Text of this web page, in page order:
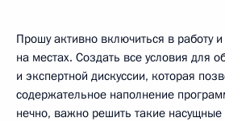
Прошу активно включиться в работу
на местах. Создать все условия для
и экспертной дискуссии, которая
содержательное наполнение
нечно, важно решить такие